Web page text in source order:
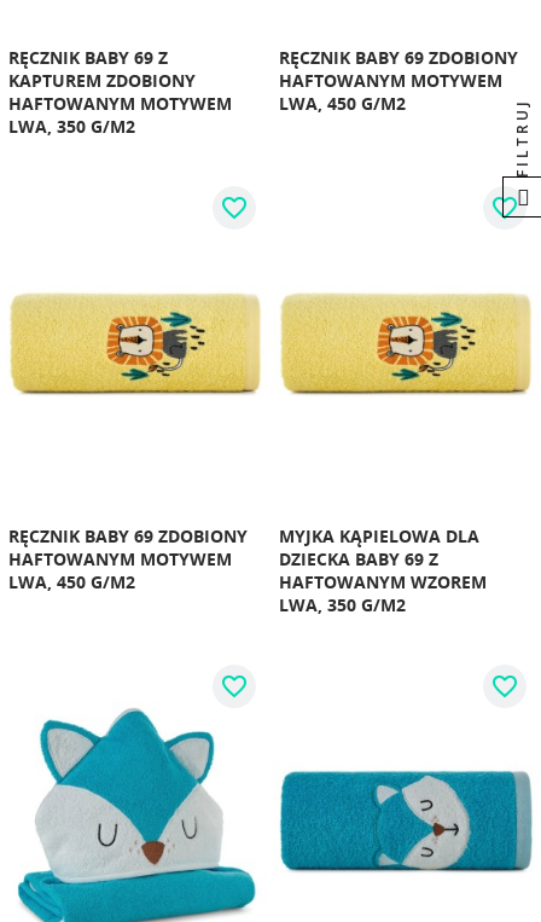
RĘCZNIK BABY 69 Z
KAPTUREM ZDOBIONY
HAFTOWANYM MOTYWEM
LWA, 350 G/M2
RĘCZNIK BABY 69 ZDOBIONY
HAFTOWANYM MOTYWEM
LWA, 450 G/M2
RĘCZNIK BABY 69 ZDOBIONY
HAFTOWANYM MOTYWEM
LWA, 450 G/M2
favorite_border
MYJKA KĄPIELOWA DLA
DZIECKA BABY 69 Z
HAFTOWANYM WZOREM
LWA, 350 G/M2
favorite_border
favorite_border favorite_border
FILTRUJ